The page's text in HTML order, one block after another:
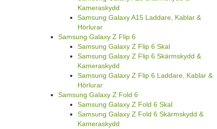
Kameraskydd
Samsung Galaxy A15 Laddare, Kablar &
Hörlurar
Samsung Galaxy Z Flip 6
Samsung Galaxy Z Flip 6 Skal
Samsung Galaxy Z Flip 6 Skärmskydd &
Kameraskydd
Samsung Galaxy Z Flip 6 Laddare, Kablar &
Hörlurar
Samsung Galaxy Z Fold 6
Samsung Galaxy Z Fold 6 Skal
Samsung Galaxy Z Fold 6 Skärmskydd &
Kameraskydd